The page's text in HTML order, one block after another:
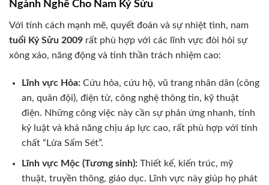
Ngành Nghề Cho Nam Kỷ Sửu
Với tính cách mạnh mẽ, quyết đoán và sự nhiệt tình, nam
tuổi Kỷ Sửu 2009 rất phù hợp với các lĩnh vực đòi hỏi sự
xông xáo, năng động và tinh thần trách nhiệm cao:
Lĩnh vực Hỏa:Cứu hỏa, cứu hộ, vũ trang nhân dân (công
an, quân đội), điện tử, công nghệ thông tin, kỹ thuật
điện. Những công việc này cần sự phản ứng nhanh, tính
kỷ luật và khả năng chịu áp lực cao, rất phù hợp với tính
chất “Lửa Sấm Sét”.
Lĩnh vực Mộc (Tương sinh):Thiết kế, kiến trúc, mỹ
thuật, truyền thông, giáo dục. Lĩnh vực này giúp họ phát